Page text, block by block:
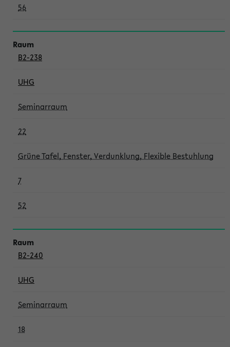
56
B2-238
UHG
Seminarraum
22
Grüne Tafel, Fenster, Verdunklung, Flexible Bestuhlung
7
52
B2-240
UHG
Seminarraum
18